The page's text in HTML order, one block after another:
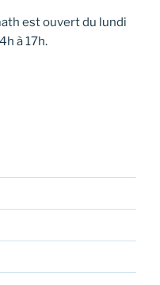
est ouvert du lundi
à 17h.